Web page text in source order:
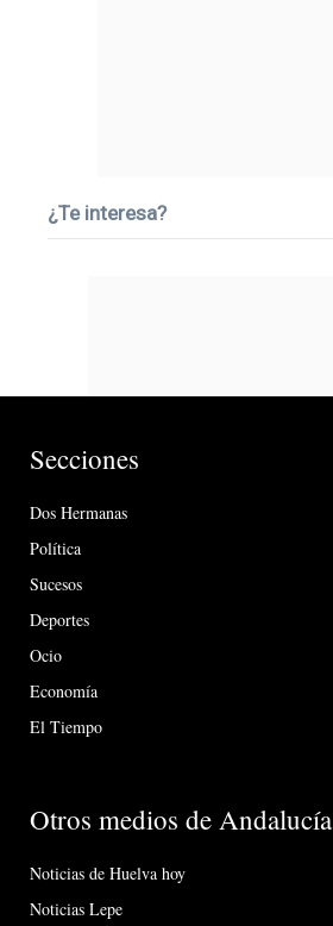
¿Te interesa?
Secciones
Dos Hermanas
Política
Sucesos
Deportes
Ocio
Economía
El Tiempo
Otros medios de Andalucía
Noticias de Huelva hoy
Noticias Lepe